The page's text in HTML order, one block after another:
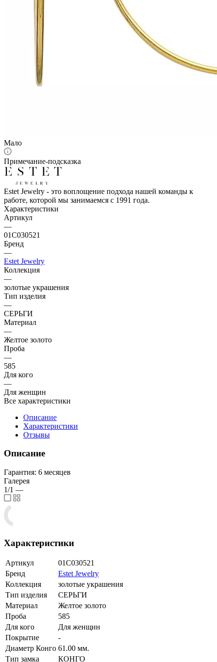
Мало
Примечание-подсказка
Estet Jewelry - это воплощение подхода нашей команды к
работе, которой мы занимаемся с 1991 года.
Характеристики
Артикул
—
01С030521
Бренд
—
Estet Jewelry
Коллекция
—
золотые украшения
Тип изделия
—
СЕРЬГИ
Материал
—
Желтое золото
Проба
—
585
Для кого
—
Для женщин
Все характеристики
Описание
Характеристики
Отзывы
Описание
Гарантия: 6 месяцев
Галерея
1/1 —
Характеристики
Артикул
01С030521
Бренд
Estet Jewelry
Коллекция
золотые украшения
Тип изделия
СЕРЬГИ
Материал
Желтое золото
Проба
585
Для кого
Для женщин
Покрытие
-
Диаметр Конго 61.00 мм.
Тип замка
КОНГО